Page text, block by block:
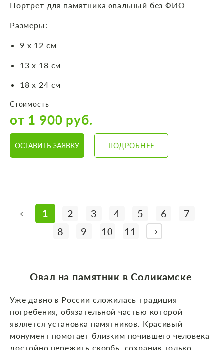
Портрет для памятника овальный без ФИО
Размеры:
9 х 12 см
13 х 18 см
18 х 24 см
Стоимость
от 1 900 руб.
ОСТАВИТЬ ЗАЯВКУ ПОДРОБНЕЕ
← 1 2 3 4 5 6
7
8
9 10 11 →
Овал на памятник в Соликамске
Уже давно в России сложилась традиция
погребения, обязательной частью которой
является установка памятников. Красивый
монумент помогает близким почившего человека
достойно пережить скорбь, сохранив только